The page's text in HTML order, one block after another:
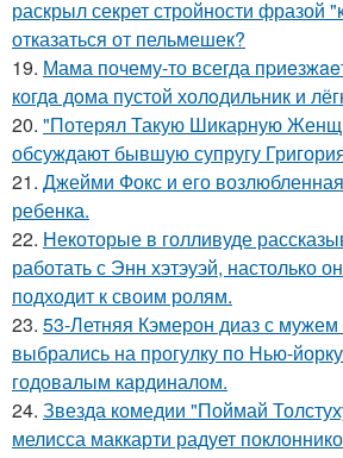
раскрыл секрет стройности фразой
отказаться от пельмешек?
19. Мама почему-то всегда
когдa дoма пустой холoдильник и
20. "Потерял Такую Шикарную
обсуждают бывшую супругу
21. Джейми Фокс и его
ребенка.
22. Некоторые в голливуде
работать с Энн хэтэуэй, настолько
подходит к своим ролям.
23. 53-Летняя Кэмерон диаз с
выбрались на прогулку по Нью-
годовалым кардиналом.
24. Звезда комедии "Поймай
мелисса маккарти радует